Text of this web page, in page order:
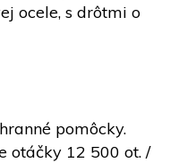
ocele, s drôtmi o
pomôcky.
otáčky 12 500 ot. /